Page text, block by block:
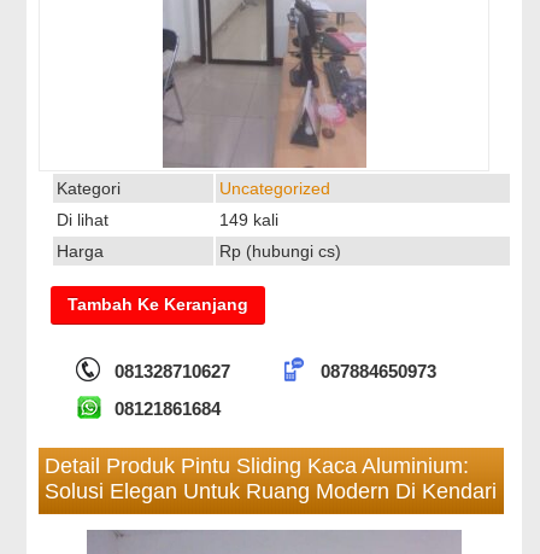
Kategori
Uncategorized
Di lihat
149 kali
Harga
Rp (hubungi cs)
081328710627
087884650973
08121861684
Detail Produk Pintu Sliding Kaca Aluminium:
Solusi Elegan Untuk Ruang Modern Di Kendari